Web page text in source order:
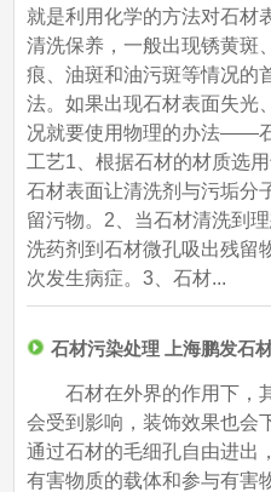
就是利用化学的方法对石材
清洗保养，一般出现锈黄斑
痕、油斑和油污斑等情况的
法。如果出现石材表面失光
况就要使用物理的办法——
工艺1、根据石材的材质选
石材表面让清洗剂与污垢分
留污物。2、当石材清洗到
洗药剂到石材微孔吸出残留
次发生病症。3、石材...
石材污染处理 上海鹏发石
石材在外界的作用下，
会受到影响，装饰效果也会
通过石材的毛细孔自由进出
有害物质的载体和参与有害